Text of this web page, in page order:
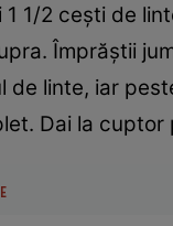
1/2 ceşti de
Împrăştii
de linte, iar
Dai la